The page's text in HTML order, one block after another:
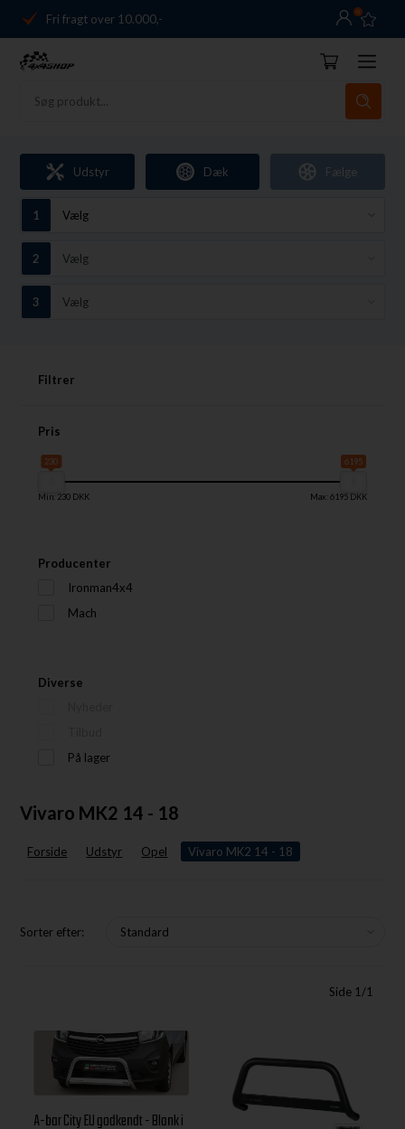
Fri fragt over 10.000,-
Danmarks førende
14 dages returret
Fri fragt over 10.000,-
Danmarks førende
14 dages returret
0
Udstyr Dæk Fælge
Filtrer
Pris
230 6195
Min: 230 DKK Max: 6195 DKK
Producenter
Ironman4x4
Mach
Diverse
På lager
Vivaro MK2 14 - 18
Forside Udstyr Opel Vivaro MK2 14 - 18
Sorter efter:
Side 1/1
A-bar City EU godkendt - Blank i